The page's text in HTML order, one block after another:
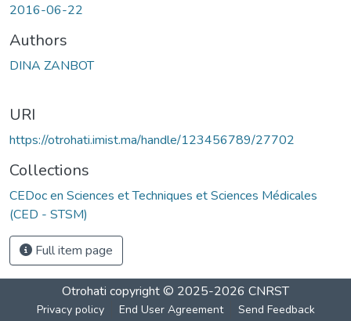
2016-06-22
Authors
DINA ZANBOT
URI
https://otrohati.imist.ma/handle/123456789/27702
Collections
CEDoc en Sciences et Techniques et Sciences Médicales
(CED - STSM)
Full item page
Otrohati copyright © 2025-2026 CNRST
Privacy policy End User Agreement Send Feedback